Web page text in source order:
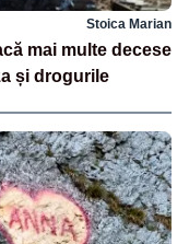
Stoica Marian
mai multe decese
și drogurile